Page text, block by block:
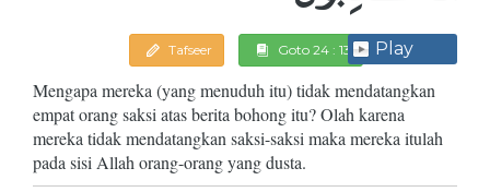
Tafseer Goto 24 : 13 Play
Mengapa mereka (yang menuduh itu) tidak mendatangkan
empat orang saksi atas berita bohong itu? Olah karena
mereka tidak mendatangkan saksi-saksi maka mereka itulah
pada sisi Allah orang-orang yang dusta.